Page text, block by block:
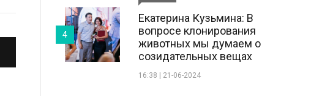
Екатерина Кузьмина: В
вопросе клонирования
животных мы думаем о
созидательных вещах
16:38 | 21-06-2024
4